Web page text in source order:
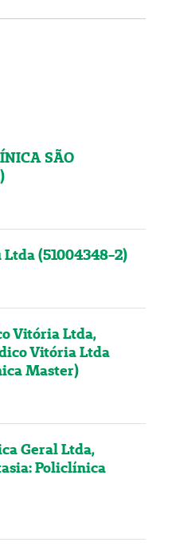
SÃO
(51004348-2)
Vitória Ltda,
Vitória Ltda
Master)
Geral Ltda,
Policlínica